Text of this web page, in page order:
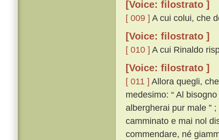
[Voice: filostrato ]
[ 009 ] A cui colui, che
[Voice: filostrato ]
[ 010 ] A cui Rinaldo
[Voice: filostrato ]
[ 011 ] Allora quegli,
medesimo: “ Al
albergherai pur male ” ;
camminato e mai nol
commendare, né